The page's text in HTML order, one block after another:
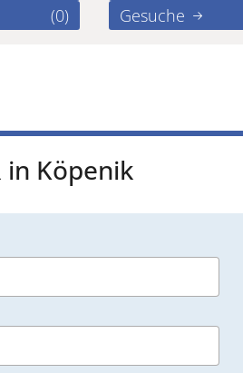
(0)
Gesuche
in Köpenik